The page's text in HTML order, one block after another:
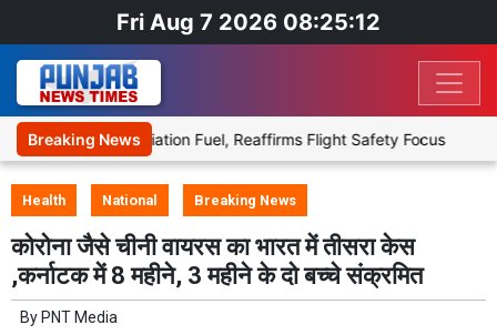
Fri Aug 7 2026 08:25:12
Breaking News
with Aviation Fuel, Reaffirms Flight Safety Focus
Health National Breaking News
कोरोना जैसे चीनी वायरस का भारत में तीसरा केस
,कर्नाटक में 8 महीने, 3 महीने के दो बच्चे संक्रमित
By PNT Media